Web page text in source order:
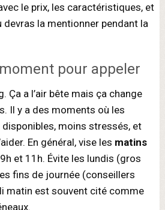
le prix, les caractéristiques, et
devras la mentionner pendant la
pour appeler
Ça a l’air bête mais ça change
Il y a des moments où les
moins stressés, et
En général, vise les matins
et 11h. Évite les lundis (gros
fins de journée (conseillers
matin est souvent cité comme